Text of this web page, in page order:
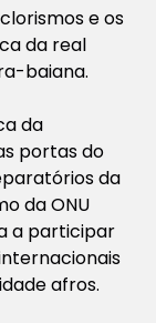
e os
da real
baiana.
da
portas do
da
da ONU
a participar
afros.